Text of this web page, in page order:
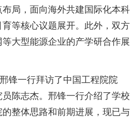
局，面向海外共建国际化本科
等核心议题展开。此外，双方
大型能源企业的产学研合作展
锋一行拜访了中国工程院院
陈志杰。邢锋一行介绍了学校
整体思路和前期进展，现已与